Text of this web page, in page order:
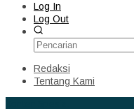
Log In
Log Out
Redaksi
Tentang Kami